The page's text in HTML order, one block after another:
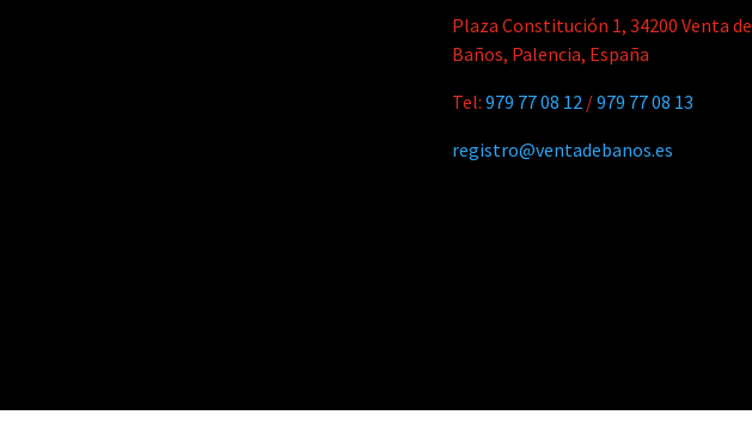
Plaza Constitución 1, 34200 Venta de
Baños, Palencia, España
Tel:979 77 08 12 /979 77 08 13
registro@ventadebanos.es